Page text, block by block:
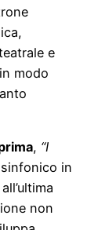
e
modo
, “I
in
non